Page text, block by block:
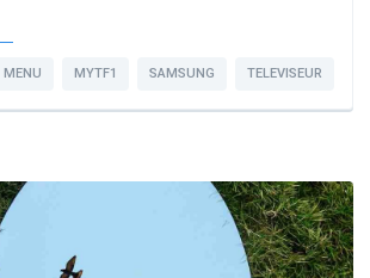
MENU MYTF1 SAMSUNG TELEVISEUR